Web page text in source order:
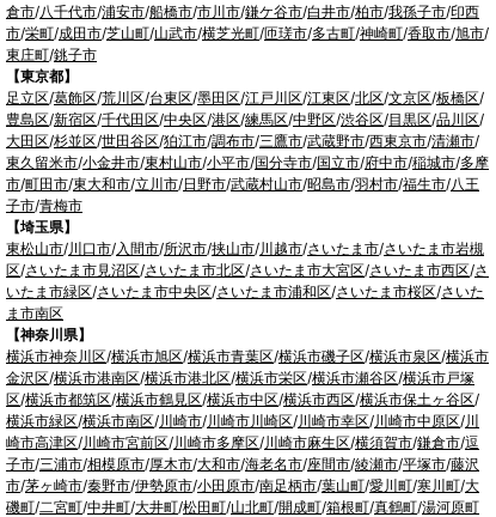
倉市/八千代市/浦安市/船橋市/市川市/鎌ケ谷市/白井市/柏市/我孫子市/印西
市/栄町/成田市/芝山町/山武市/横芝光町/匝瑳市/多古町/神崎町/香取市/旭市/
東庄町/銚子市
【東京都】
足立区/葛飾区/荒川区/台東区/墨田区/江戸川区/江東区/北区/文京区/板橋区/
豊島区/新宿区/千代田区/中央区/港区/練馬区/中野区/渋谷区/目黒区/品川区/
大田区/杉並区/世田谷区/狛江市/調布市/三鷹市/武蔵野市/西東京市/清瀬市/
東久留米市/小金井市/東村山市/小平市/国分寺市/国立市/府中市/稲城市/多摩
市/町田市/東大和市/立川市/日野市/武蔵村山市/昭島市/羽村市/福生市/八王
子市/青梅市
【埼玉県】
東松山市/川口市/ 入間市/所沢市/挟山市/川越市/さいたま市/さいたま市岩槻
区/さいたま市見沼区/さいたま市北区/さいたま市大宮区/さいたま市西区/さ
いたま市緑区/さいたま市中央区/さいたま市浦和区/さいたま市桜区/さいた
ま市南区
【神奈川県】
横浜市神奈川区/横浜市旭区/横浜市青葉区/横浜市磯子区/横浜市泉区/横浜市
金沢区/横浜市港南区/横浜市港北区/横浜市栄区/横浜市瀬谷区/横浜市戸塚
区/横浜市都筑区/横浜市鶴見区/横浜市中区/横浜市西区/横浜市保土ヶ谷区/
横浜市緑区/横浜市南区/川崎市/川崎市川崎区/川崎市幸区/川崎市中原区/川
崎市高津区/川崎市宮前区/川崎市多摩区/川崎市麻生区/横須賀市/鎌倉市/逗
子市/三浦市/相模原市/厚木市/大和市/海老名市/座間市/綾瀬市/平塚市/藤沢
市/茅ヶ崎市/秦野市/伊勢原市/小田原市/南足柄市/葉山町/愛川町/寒川町/大
磯町/二宮町/中井町/大井町/松田町/山北町/開成町/箱根町/真鶴町/湯河原町